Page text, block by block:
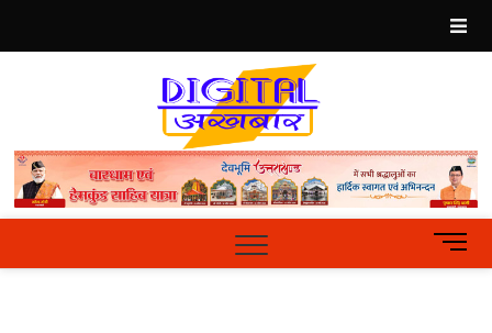
content
Hindi
News
PortalM
e